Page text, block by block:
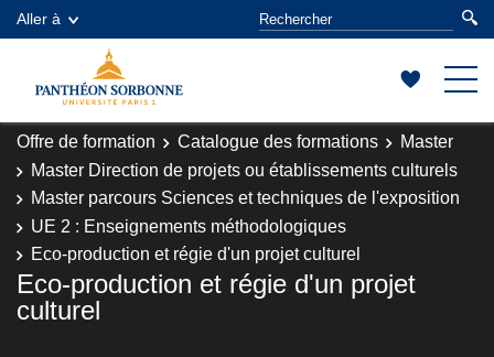
Aller à
Offre de formation Catalogue des formations
Master
Master Direction de projets ou établissements culturels
Master parcours Sciences et techniques de l'exposition
UE 2 : Enseignements méthodologiques
Eco-production et régie d'un projet culturel
Eco-production et régie d'un projet
culturel